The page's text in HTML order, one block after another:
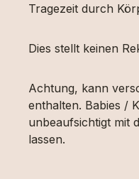
Tragezeit durch
Dies stellt keinen
Achtung, kann
enthalten. Babies /
unbeaufsichtigt mit
lassen.